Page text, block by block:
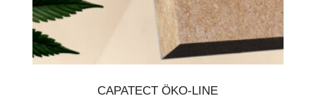
CAPATECT ÖKO-LINE